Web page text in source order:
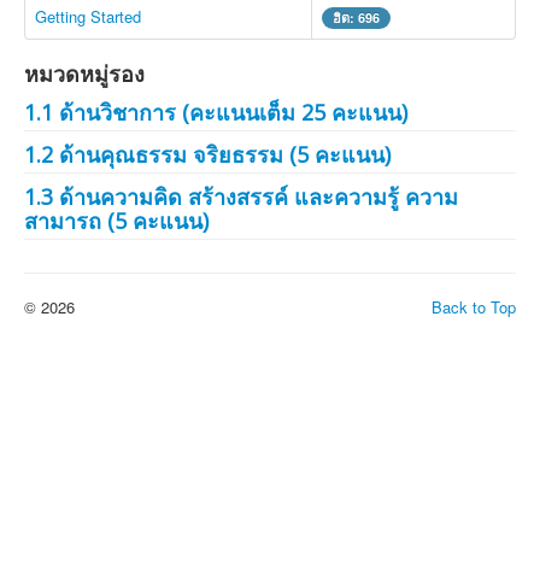
Getting Started ฮิต: 696
หมวดหมู่รอง
1.1 ด้านวิชาการ (คะแนนเต็ม 25 คะแนน)
1.2 ด้านคุณธรรม จริยธรรม (5 คะแนน)
1.3 ด้านความคิด สร้างสรรค์ และความรู้ ความ
สามารถ (5 คะแนน)
Back to Top
© 2026